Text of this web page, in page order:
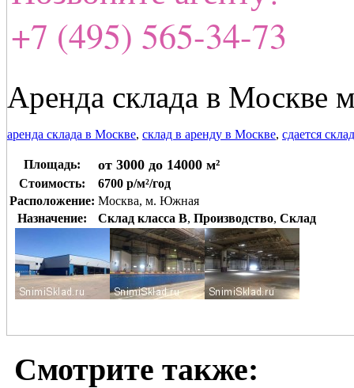
+7 (495) 565-34-73
Аренда склада в Москве
аренда склада в Москве, склад в аренду в Москве, сдается
Площадь: от 3000 до 14000 м²
Стоимость:
6700 р/м²/год
Расположение: Москва, м. Южная
Назначение:
Склад класса B, Производство, Склад
Смотрите также: